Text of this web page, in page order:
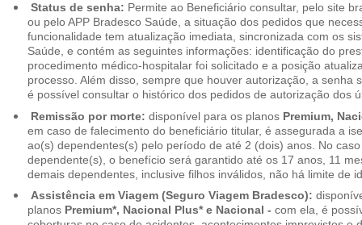
Status de senha: Permite ao Beneficiário consultar, pelo site
ou pelo APP Bradesco Saúde, a situação dos pedidos que
funcionalidade tem atualização imediata, sincronizada com os
Saúde, e contém as seguintes informações: identificação do
procedimento médico-hospitalar foi solicitado e a posição
processo. Além disso, sempre que houver autorização, a senha
é possível consultar o histórico dos pedidos de autorização dos
Remissão por morte: disponível para os planos Premium,
em caso de falecimento do beneficiário titular, é assegurada a
ao(s) dependentes(s) pelo período de até 2 (dois) anos. No
dependente(s), o benefício será garantido até os 17 anos, 11
demais dependentes, inclusive filhos inválidos, não há limite de
Assistência em Viagem (Seguro Viagem Bradesco):
planos Premium*, Nacional Plus* e Nacional - com ela, é